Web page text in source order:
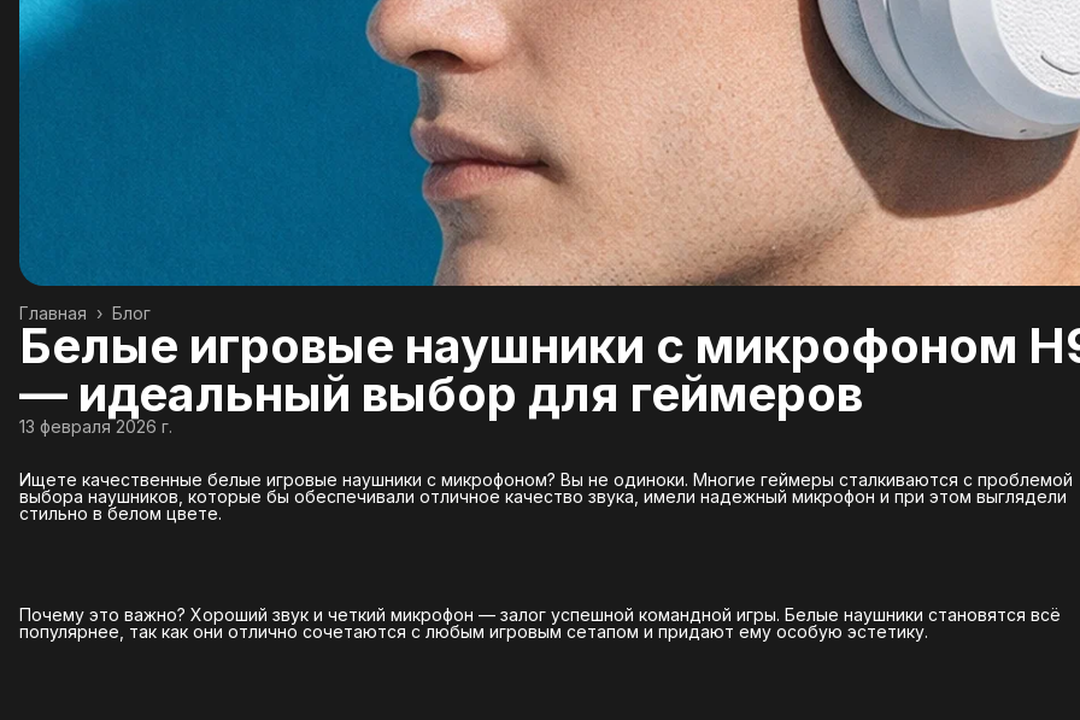
Блог
Главная ›
Белые игровые наушники с микрофоном
— идеальный выбор для геймеров
13 февраля 2026 г.
Ищете качественные белые игровые наушники с микрофоном? Вы не одиноки. Многие геймеры сталкиваются с проблемой
выбора наушников, которые бы обеспечивали отличное качество звука, имели надежный микрофон и при этом выглядели
стильно в белом цвете.
Почему это важно? Хороший звук и четкий микрофон — залог успешной командной игры. Белые наушники становятся всё
популярнее, так как они отлично сочетаются с любым игровым сетапом и придают ему особую эстетику.